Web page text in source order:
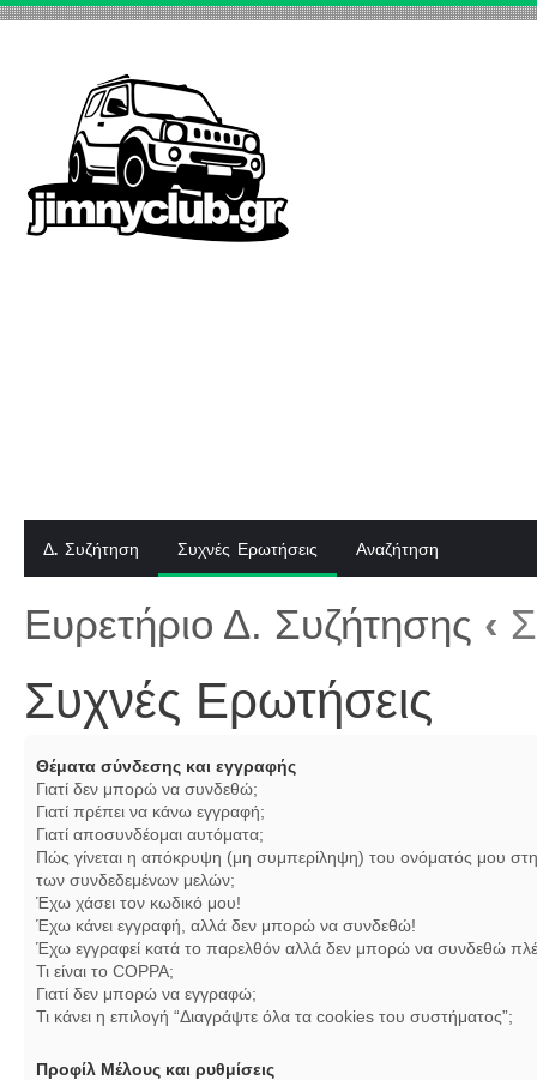
Δ. Συζήτηση Συχνές Ερωτήσεις Αναζήτηση
Ευρετήριο Δ. Συζήτησης ‹
Συχνές Ερωτήσεις
Θέματα σύνδεσης και εγγραφής
Γιατί δεν μπορώ να συνδεθώ;
Γιατί πρέπει να κάνω εγγραφή;
Γιατί αποσυνδέομαι αυτόματα;
Πώς γίνεται η απόκρυψη (μη συμπερίληψη) του ονόματός μου στη
των συνδεδεμένων μελών;
Έχω χάσει τον κωδικό μου!
Έχω κάνει εγγραφή, αλλά δεν μπορώ να συνδεθώ!
Έχω εγγραφεί κατά το παρελθόν αλλά δεν μπορώ να συνδεθώ
Τι είναι το COPPA;
Γιατί δεν μπορώ να εγγραφώ;
Τι κάνει η επιλογή “Διαγράψτε όλα τα cookies του συστήματος”;
Προφίλ Μέλους και ρυθμίσεις